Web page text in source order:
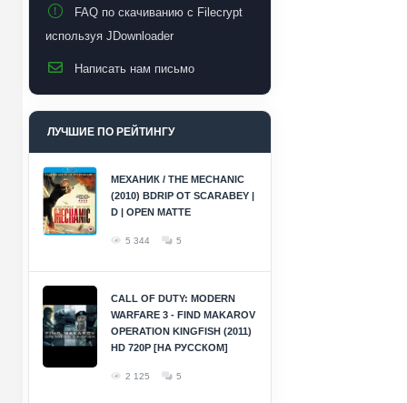
FAQ по скачиванию с Filecrypt
используя JDownloader
Написать нам письмо
ЛУЧШИЕ ПО РЕЙТИНГУ
МЕХАНИК / THE MECHANIC
(2010) BDRIP ОТ SCARABEY |
D | OPEN MATTE
5 344 5
CALL OF DUTY: MODERN
WARFARE 3 - FIND MAKAROV
OPERATION KINGFISH (2011)
HD 720P [НА РУССКОМ]
2 125 5